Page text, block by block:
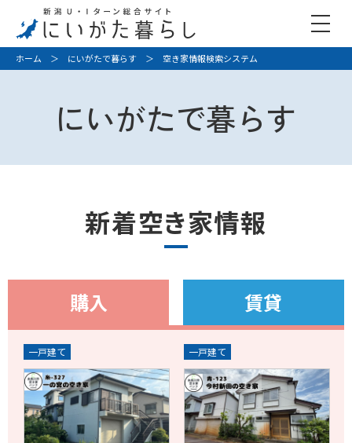
ホーム ＞ にいがたで暮らす ＞ 空き家情報検索システム
にいがたで暮らす
新着空き家情報
購入 賃貸
一戸建て 一戸建て